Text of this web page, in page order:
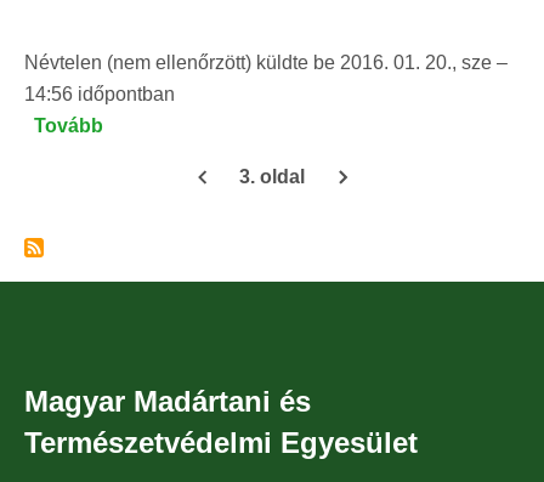
Névtelen (nem ellenőrzött) küldte be 2016. 01. 20., sze –
14:56 időpontban
Tovább
–
húsz
napján
3. oldal
Magyar Madártani és
Természetvédelmi Egyesület